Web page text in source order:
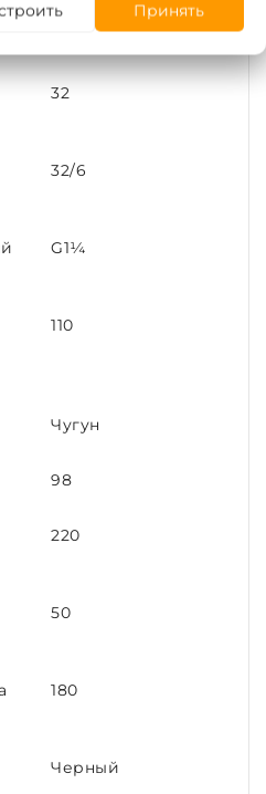
Резьба | Накидная
гайка
32
32/6
G1¼
110
Чугун
98
220
50
180
Черный
Принять